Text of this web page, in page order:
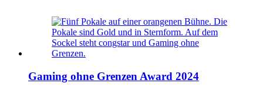
Gaming ohne Grenzen Award 2024